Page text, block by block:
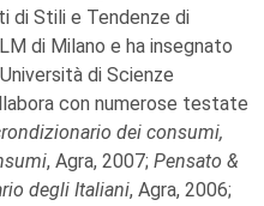
di Stili e Tendenze di
di Milano e ha insegnato
di Scienze
con numerose testate
dei consumi,
, Agra, 2007; Pensato &
degli Italiani, Agra, 2006;